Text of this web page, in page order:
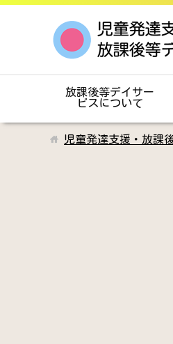
放課後等デイサー
ビスについて
児童発達支援・放課